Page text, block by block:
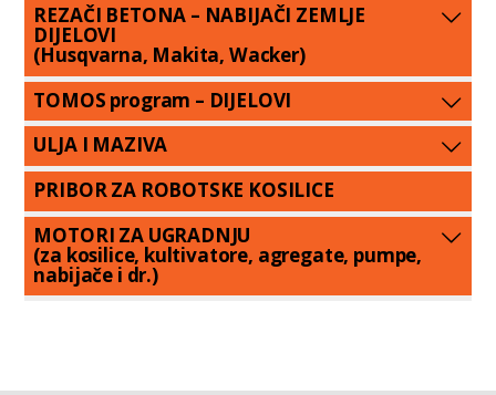
REZAČI BETONA – NABIJAČI ZEMLJE
DIJELOVI
(Husqvarna, Makita, Wacker)
TOMOS program – DIJELOVI
ULJA I MAZIVA
PRIBOR ZA ROBOTSKE KOSILICE
MOTORI ZA UGRADNJU
(za kosilice, kultivatore, agregate, pumpe,
nabijače i dr.)